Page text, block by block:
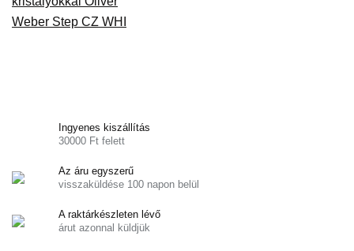
Ingyenes kiszállítás
30000 Ft felett
Az áru egyszerű
visszaküldése 100 napon belül
A raktárkészleten lévő
árut azonnal küldjük